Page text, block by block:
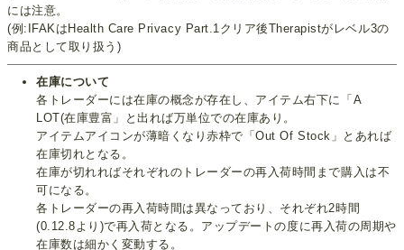
には注意。
(例:IFAKはHealth Care Privacy Part.1クリア後Therapistがレベル3の
商品として取り扱う)
在庫について
各トレーダーには在庫の概念が存在し、アイテム右下に「A
LOT(在庫豊富」と出れば万単位での在庫あり。
アイテムアイコンが薄暗くなり赤枠で「Out Of Stock」とあれば
在庫切れとなる。
在庫が切れればそれぞれのトレーダーの再入荷時間まで購入は不
可になる。
各トレーダーの再入荷時間は異なっており、それぞれ2時間
(0.12.8より)で再入荷となる。アップデートの度に再入荷の周期や
在庫数は細かく変動する。